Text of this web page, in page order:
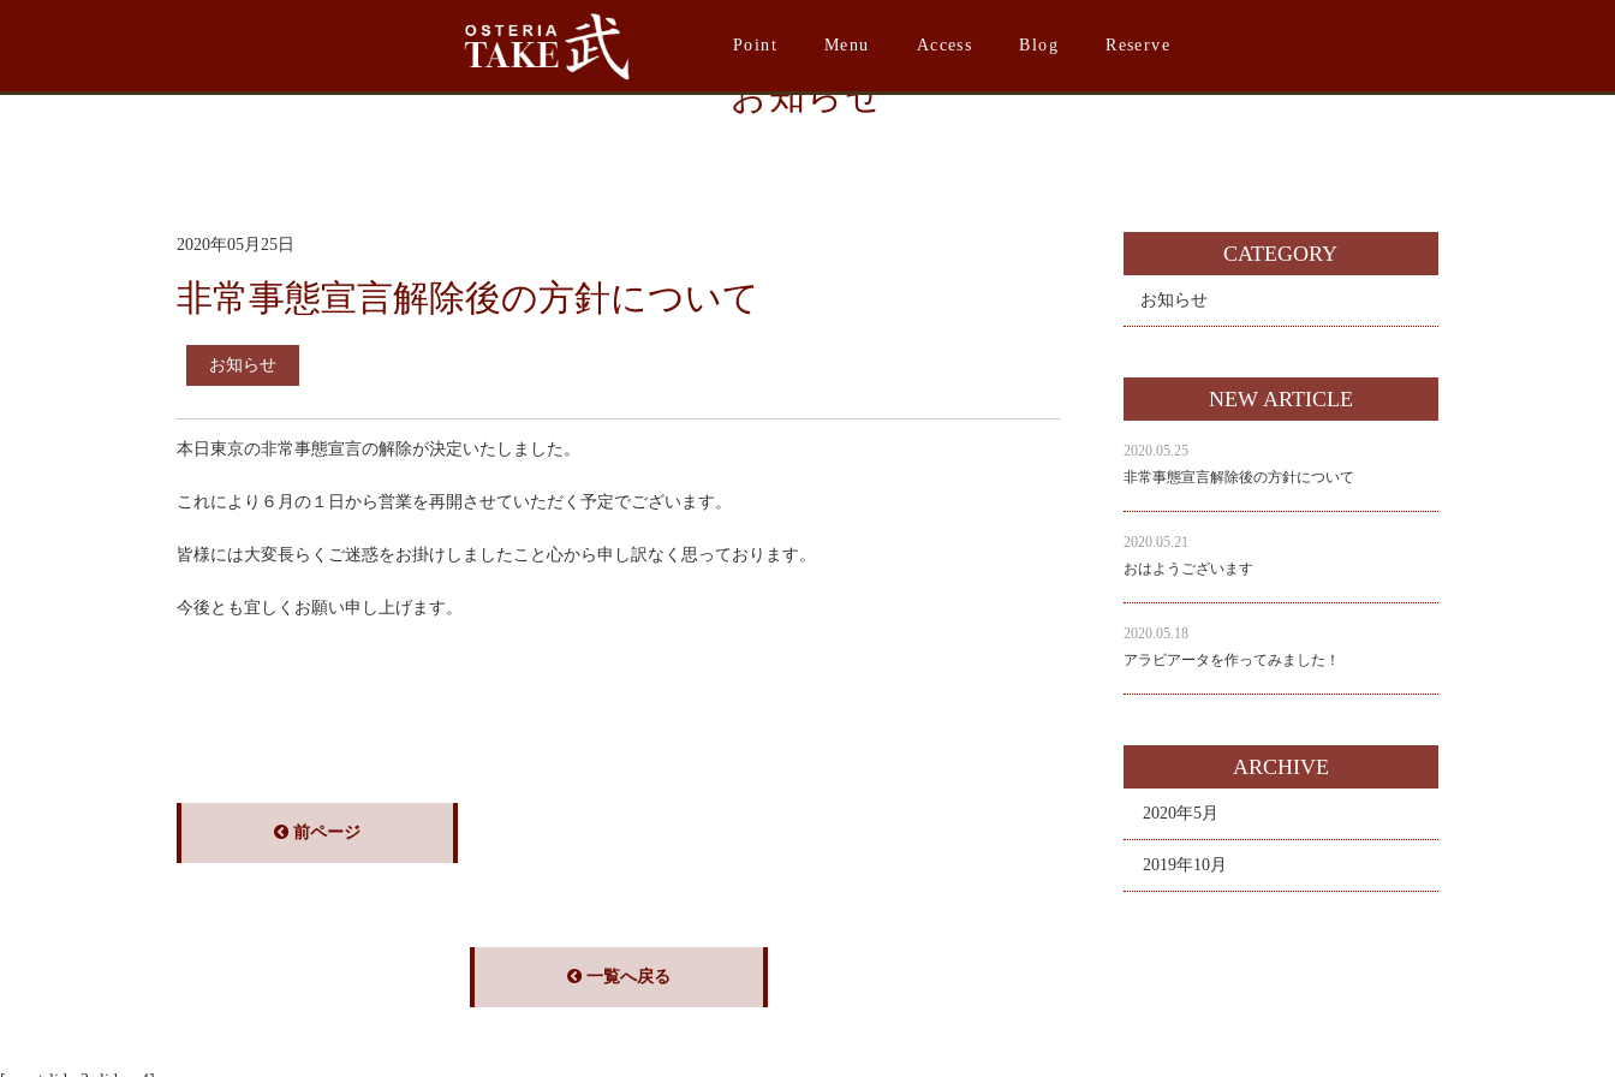
Point Menu Access Blog Reserve
お知らせ
2020年05月25日
非常事態宣言解除後の方針について
お知らせ
本日東京の非常事態宣言の解除が決定いたしました。
これにより６月の１日から営業を再開させていただく予定でございます。
皆様には大変長らくご迷惑をお掛けしましたこと心から申し訳なく思っております。
今後とも宜しくお願い申し上げます。
前ページ
一覧へ戻る
CATEGORY
お知らせ
NEW ARTICLE
2020.05.25
非常事態宣言解除後の方針について
2020.05.21
おはようございます
2020.05.18
アラビアータを作ってみました！
ARCHIVE
2020年5月
2019年10月